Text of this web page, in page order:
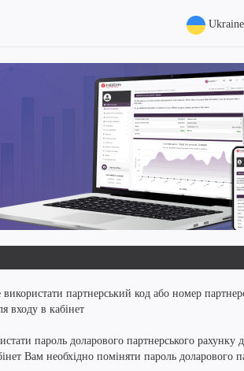
Ukraine
партнерський код або номер
входу в кабінет
пароль доларового партнерського рахунку
Вам необхідно поміняти пароль доларового